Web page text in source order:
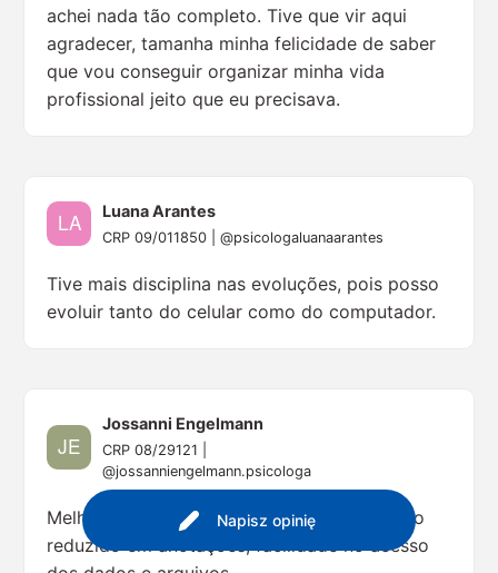
Napisz opinię
achei nada tão completo. Tive que vir aqui
agradecer, tamanha minha felicidade de saber
que vou conseguir organizar minha vida
profissional jeito que eu precisava.
Luana Arantes
CRP 09/011850 | @psicologaluanaarantes
Tive mais disciplina nas evoluções, pois posso
evoluir tanto do celular como do computador.
Jossanni Engelmann
CRP 08/29121 |
@jossanniengelmann.psicologa
Melhorou muito a minha organização, tempo
reduzido em anotações, facilidade no acesso